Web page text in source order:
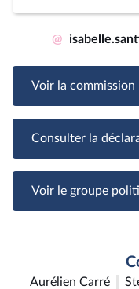
@
Voir la commission
Consulter la
Voir le groupe
Aurélien Carré